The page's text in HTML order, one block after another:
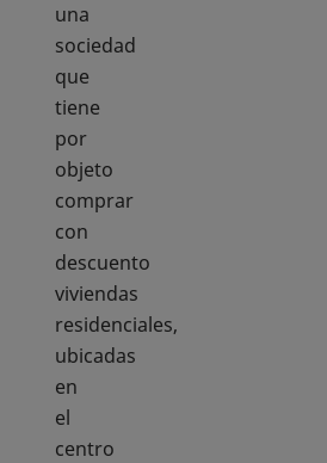
una
sociedad
que
tiene
por
objeto
comprar
con
descuento
viviendas
residenciales,
ubicadas
en
el
centro